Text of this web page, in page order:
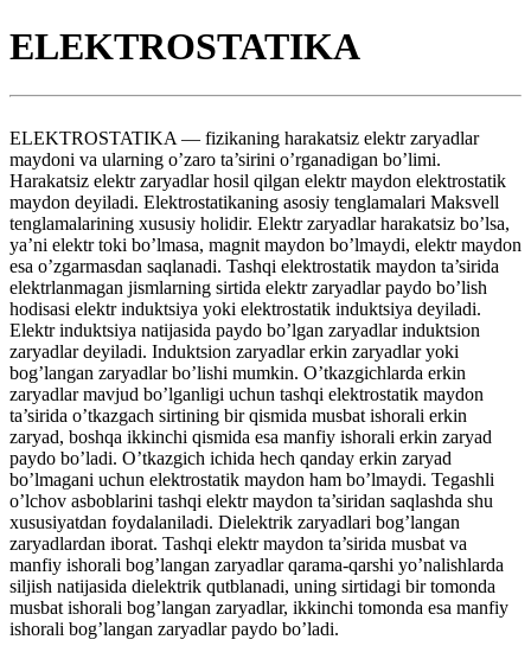
ELEKTROSTATIKA
ELEKTROSTATIKA — fizikaning harakatsiz elektr zaryadlar
maydoni va ularning o’zaro ta’sirini o’rganadigan bo’limi.
Harakatsiz elektr zaryadlar hosil qilgan elektr maydon elektrostatik
maydon deyiladi. Elektrostatikaning asosiy tenglamalari Maksvell
tenglamalarining xususiy holidir. Elektr zaryadlar harakatsiz bo’lsa,
ya’ni elektr toki bo’lmasa, magnit maydon bo’lmaydi, elektr maydon
esa o’zgarmasdan saqlanadi. Tashqi elektrostatik maydon ta’sirida
elektrlanmagan jismlarning sirtida elektr zaryadlar paydo bo’lish
hodisasi elektr induktsiya yoki elektrostatik induktsiya deyiladi.
Elektr induktsiya natijasida paydo bo’lgan zaryadlar induktsion
zaryadlar deyiladi. Induktsion zaryadlar erkin zaryadlar yoki
bog’langan zaryadlar bo’lishi mumkin. O’tkazgichlarda erkin
zaryadlar mavjud bo’lganligi uchun tashqi elektrostatik maydon
ta’sirida o’tkazgach sirtining bir qismida musbat ishorali erkin
zaryad, boshqa ikkinchi qismida esa manfiy ishorali erkin zaryad
paydo bo’ladi. O’tkazgich ichida hech qanday erkin zaryad
bo’lmagani uchun elektrostatik maydon ham bo’lmaydi. Tegashli
o’lchov asboblarini tashqi elektr maydon ta’siridan saqlashda shu
xususiyatdan foydalaniladi. Dielektrik zaryadlari bog’langan
zaryadlardan iborat. Tashqi elektr maydon ta’sirida musbat va
manfiy ishorali bog’langan zaryadlar qarama-qarshi yo’nalishlarda
siljish natijasida dielektrik qutblanadi, uning sirtidagi bir tomonda
musbat ishorali bog’langan zaryadlar, ikkinchi tomonda esa manfiy
ishorali bog’langan zaryadlar paydo bo’ladi.